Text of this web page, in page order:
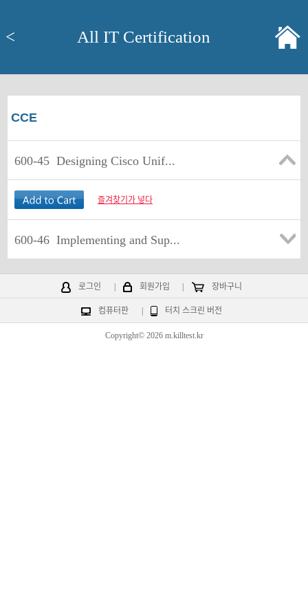
< All IT Certification
CCE
600-45 Designing Cisco Unif...
즐겨찾기가 넣다
600-46 Implementing and Sup...
로그인 회원가입 장바구니
컴퓨터판 터치 스크린 버전
Copyright© 2026 m.killtest.kr